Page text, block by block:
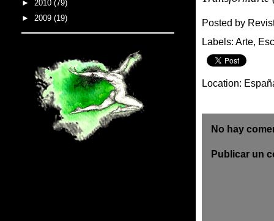
Posted by
Labels: Arte,
Location:
No hay
Publicar un
► 2010 (79)
► 2009 (19)